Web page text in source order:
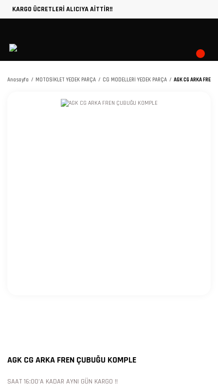
KARGO ÜCRETLERİ ALICIYA AİTTİR!!
Anasayfa MOTOSİKLET YEDEK PARÇA CG MODELLERİ YEDEK PARÇA AGK CG ARKA FREN
AGK CG ARKA FREN ÇUBUĞU KOMPLE
SAAT 16:00'A KADAR AYNI GÜN KARGO !!